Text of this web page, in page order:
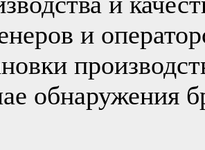
и
обнаружения